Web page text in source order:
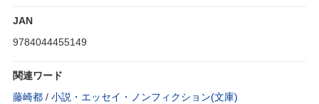
JAN
9784044455149
関連ワード
藤崎都 / 小説・エッセイ・ノンフィクション(文庫)